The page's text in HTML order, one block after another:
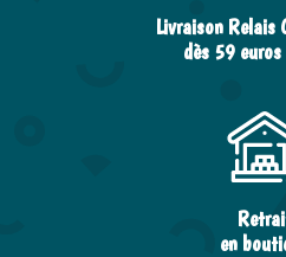
Livraison Relais
dès 59
en